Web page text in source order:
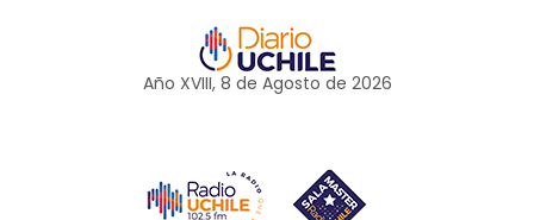
Año XVIII, 8 de Agosto de 2026